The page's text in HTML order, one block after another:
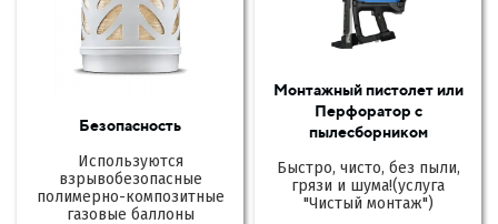
Безопасность
Используются
взрывобезопасные
полимерно-композитные
газовые баллоны
Монтажный пистолет или
Перфоратор с
пылесборником
Быстро, чисто, без пыли,
грязи и шума!(услуга
"Чистый монтаж")